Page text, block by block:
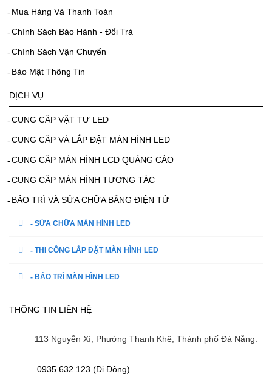
Mua Hàng Và Thanh Toán
Chính Sách Bảo Hành - Đổi Trả
Chính Sách Vận Chuyển
Bảo Mật Thông Tin
DỊCH VỤ
CUNG CẤP VẬT TƯ LED
CUNG CẤP VÀ LẮP ĐẶT MÀN HÌNH LED
CUNG CẤP MÀN HÌNH LCD QUẢNG CÁO
CUNG CẤP MÀN HÌNH TƯƠNG TÁC
BẢO TRÌ VÀ SỬA CHỮA BẢNG ĐIỆN TỬ
SỬA CHỮA MÀN HÌNH LED
THI CÔNG LẮP ĐẶT MÀN HÌNH LED
BẢO TRÌ MÀN HÌNH LED
THÔNG TIN LIÊN HỆ
113 Nguyễn Xí, Phường Thanh Khê, Thành phố Đà Nẵng.
0935.632.123 (Di Động)